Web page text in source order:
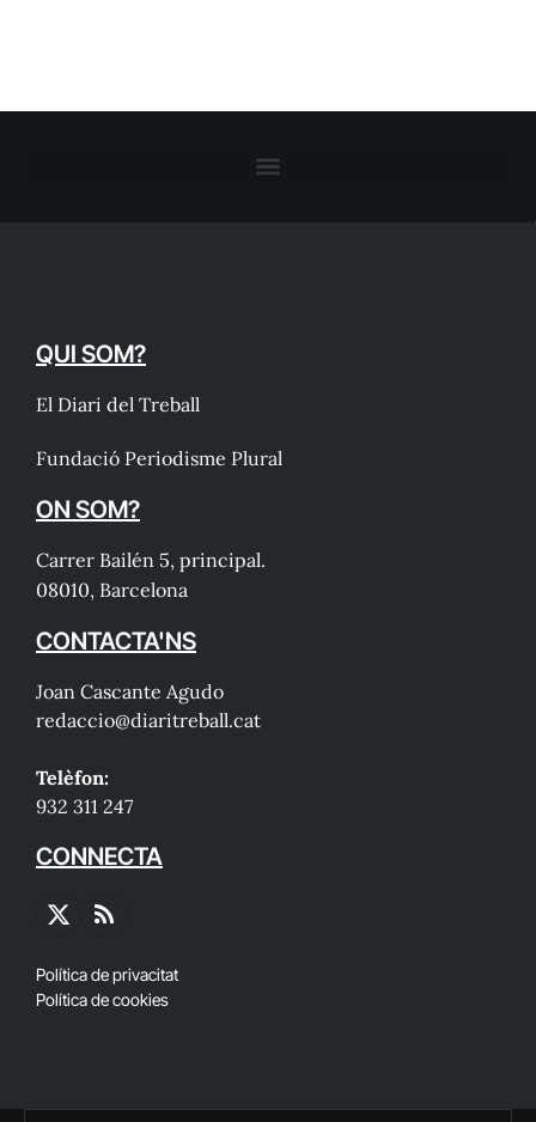
QUI SOM?
El Diari del Treball
Fundació Periodisme Plural
ON SOM?
Carrer Bailén 5, principal.
08010, Barcelona
CONTACTA'NS
Joan Cascante Agudo
redaccio@diaritreball.cat
Telèfon:
932 311 247
CONNECTA
X
RSS
Política de privacitat
Política de cookies